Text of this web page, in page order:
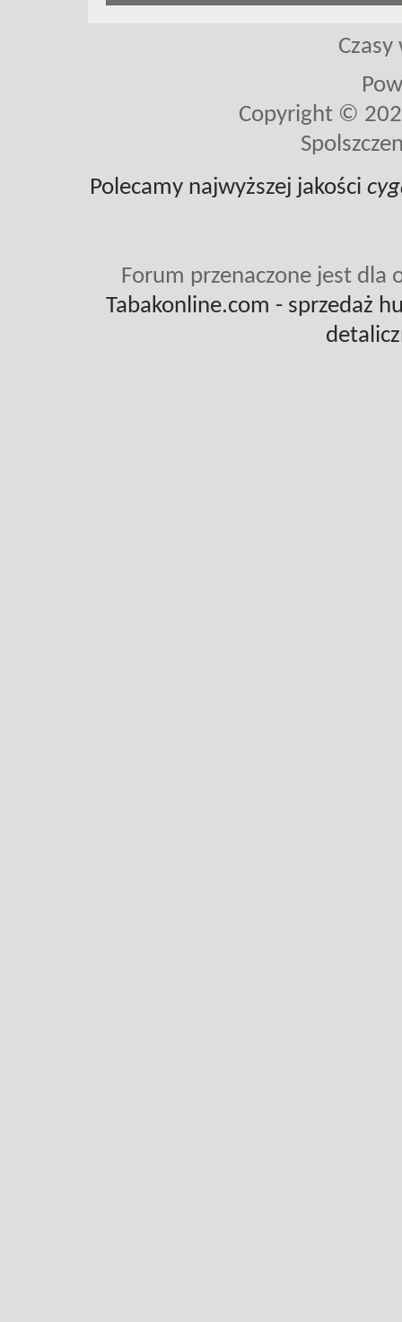
Copyright ©
Polecamy najwyższej jakości
Forum przenaczone jest dla
Tabakonline.com - sprzedaż